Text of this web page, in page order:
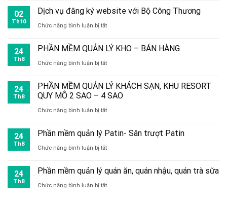
tặc
toàn
bộ
thống
Phan
Thiết
bán
–
kho
(của
Nam)
02
Th10
Dịch vụ đăng ký website với Bộ Công Thương
Chức năng bình luận bị tắtở
vụ
ký
website
với
24
Th8
PHẦN MỀM QUẢN LÝ KHO – BÁN HÀNG
Chức năng bình luận bị tắtở
MỀM
KHO
–
HÀNG
24
Th8
PHẦN MỀM QUẢN LÝ KHÁCH SẠN, KHU RESORT
QUY MÔ 2 SAO – 4 SAO
Chức năng bình luận bị tắtở
MỀM
24
Th8
Phần mềm quản lý Patin- Sân trượt Patin
Chức năng bình luận bị tắtở
mềm
24
Th8
Phần mềm quản lý quán ăn, quán nhậu, quán trà sữa
Chức năng bình luận bị tắtở